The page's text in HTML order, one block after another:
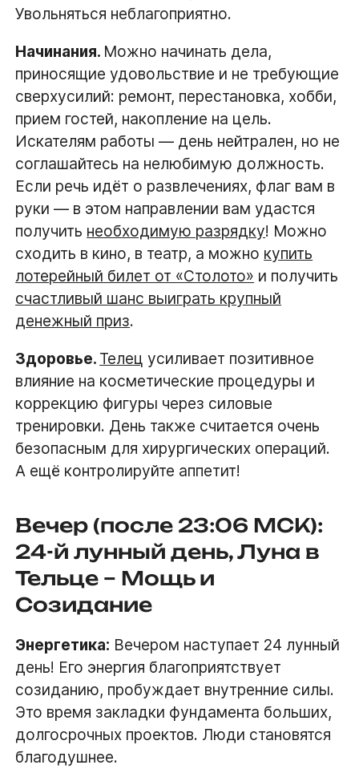
Увольняться неблагоприятно.
Начинания. Можно начинать дела,
приносящие удовольствие и не требующие
сверхусилий: ремонт, перестановка, хобби,
прием гостей, накопление на цель.
Искателям работы — день нейтрален, но не
соглашайтесь на нелюбимую должность.
Если речь идёт о развлечениях, флаг вам в
руки — в этом направлении вам удастся
получить необходимую разрядку! Можно
сходить в кино, в театр, а можно купить
лотерейный билет от «Столото» и получить
счастливый шанс выиграть крупный
денежный приз.
Здоровье. Телец усиливает позитивное
влияние на косметические процедуры и
коррекцию фигуры через силовые
тренировки. День также считается очень
безопасным для хирургических операций.
А ещё контролируйте аппетит!
Вечер (после 23:06 МСК):
24-й лунный день, Луна в
Тельце – Мощь и
Созидание
Энергетика: Вечером наступает 24 лунный
день! Его энергия благоприятствует
созиданию, пробуждает внутренние силы.
Это время закладки фундамента больших,
долгосрочных проектов. Люди становятся
благодушнее.